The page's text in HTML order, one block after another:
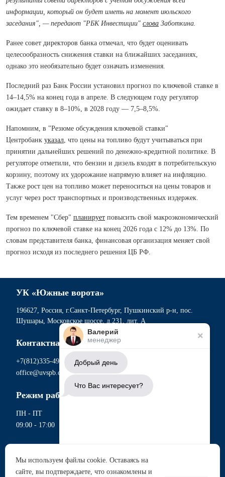
информации, который он будет иметь на момент июльского
заседания", — передают "РБК Инвестиции" слова Заботкина.
Ранее совет директоров банка отмечал, что будет оценивать
целесообразность снижения ставки на ближайших заседаниях,
однако это необязательно будет означать изменения.
Последний раз Банк России установил прогноз по ключевой ставке в
14–14,5% на конец года в апреле. В следующем году регулятор
ожидает ставку в 8–10%, в 2028 году — 7,5–8,5%.
Напомним, в "Резюме обсуждения ключевой ставки"
Центробанк указал, что цены на топливо будут учитываться при
принятии дальнейших решений по денежно-кредитной политике. В
регуляторе отметили, что бензин и дизель входят в потребительскую
корзину, поэтому их удорожание напрямую влияет на инфляцию.
Также рост цен на топливо может переноситься на цены товаров и
услуг через рост транспортных и производственных издержек.
Тем временем "Сбер" планирует повысить свой макроэкономический
прогноз по ключевой ставке на конец 2026 года с 12% до 13%. По
словам представителя банка, финансовая организация меняет свой
прогноз исходя из последнего решения ЦБ РФ.
УК «Южные ворота»
196627, Россия, г.Санкт-Петербург, Пушкинский р-н, пос.
Шушары, Московское шоссе, д.231, лит. А
Контактная информация
+7(812)335-49-56
office@uvspb.com
Режим работы
ПН - ПТ
09:00 - 17:00
Политика обработки персональных данных
Валерий
менеджер
Добрый день
Что Вас интересует?
Аренда участков
Мы используем файлы cookie. Оставаясь на
сайте, вы подтверждаете, что ознакомлены и